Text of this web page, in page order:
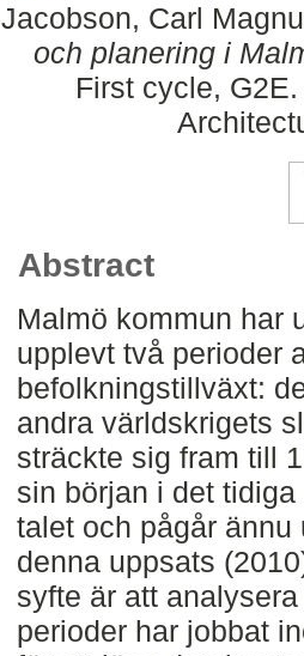
Jacobson, Carl
och planering i
First cycle,
Abstract
Malmö kommun har
upplevt två perioder
befolkningstillväxt:
andra världskrigets
sträckte sig fram till
sin början i det tidiga
talet och pågår
denna uppsats
syfte är att
perioder har jobbat